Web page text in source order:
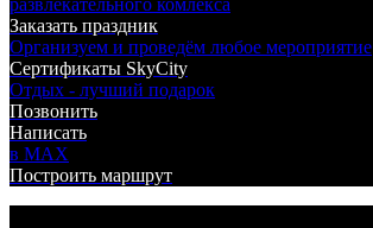
развлекательного комлекса
Заказать праздник
Организуем и проведём любое мероприятие
Сертификаты SkyCity
Отдых - лучший подарок
Позвонить
Написать
в MAX
Построить маршрут